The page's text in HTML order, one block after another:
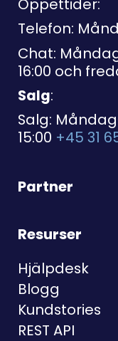
Öppettider:
Telefon:
Chat:
16:00 och
Salg:
Salg:
15:00 +45 31
Partner
Resurser
Hjälpdesk
Blogg
Kundstories
REST API